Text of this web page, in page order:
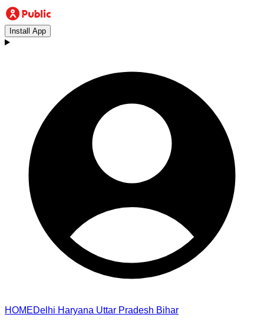
Install App
HOMEDelhi Haryana Uttar Pradesh Bihar